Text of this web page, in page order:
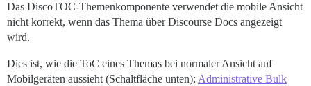
Das DiscoTOC-Themenkomponente verwendet die mobile Ansicht
nicht korrekt, wenn das Thema über Discourse Docs angezeigt
wird.
Dies ist, wie die ToC eines Themas bei normaler Ansicht auf
Mobilgeräten aussieht (Schaltfläche unten): Administrative Bulk